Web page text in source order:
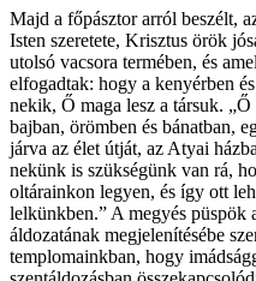
Majd a főpásztor arról beszélt,
Isten szeretete, Krisztus örök
utolsó vacsora termében, és
elfogadtak: hogy a kenyérben
nekik, Ő maga lesz a társuk.
bajban, örömben és bánatban,
járva az élet útját, az Atyai
nekünk is szükségünk van rá,
oltárainkon legyen, és így ott
lelkünkben.” A megyés püspök
áldozatának megjelenítésébe
templomainkban, hogy